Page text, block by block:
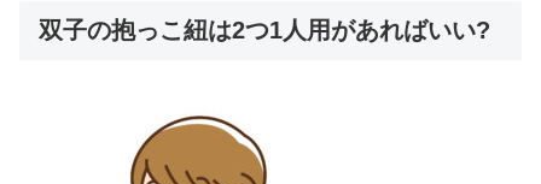
双子の抱っこ紐は2つ1人用があればいい?